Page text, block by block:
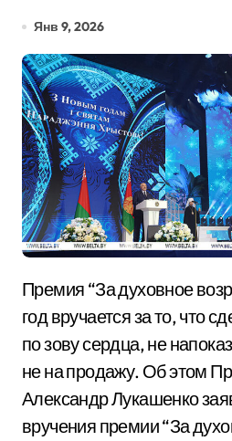
Янв 9, 2026
Премия “За духовное возрождение” из года в
год вручается за то, что
по зову сердца, не
не на продажу. Об этом
Александр Лукашенко
вручения премии “За